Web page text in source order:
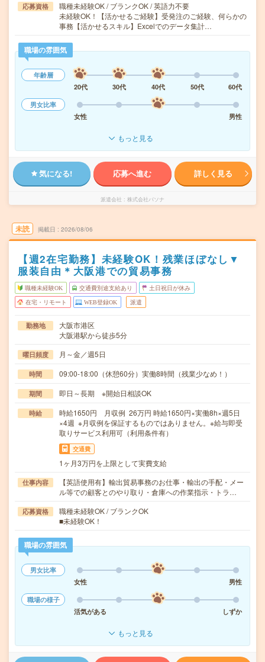
応募資格
職種未経験OK / ブランクOK / 英語力不要
未経験OK！【活かせるご経験】受発注のご経験、何らかの
事務【活かせるスキル】Excelでのデータ集計…
職場の雰囲気
年齢層
20代
30代 40代 50代
60代
男女比率
女性
男性
もっと見る
気になる! 応募へ進む 詳しく見る
派遣会社 株式会社パソナ
未読 掲載日 2026/08/06
【週2在宅勤務】未経験OK！残業ほぼなし▼
服装自由＊大阪港での貿易事務
職種未経験OK 交通費別途支給あり 土日祝日が休み
在宅・リモート WEB登録OK 派遣
勤務地
大阪市港区
大阪港駅から徒歩5分
曜日頻度 月～金／週5日
時間 09:00-18:00（休憩60分）実働8時間（残業少なめ！）
期間 即日～長期 ※開始日相談OK
時給
時給1650円 月収例 26万円 時給1650円×実働8h×週5日
×4週 ※月収例を保証するものではありません。※給与即受
取りサービス利用可（利用条件有）
交通費
1ヶ月3万円を上限として実費支給
仕事内容
【英語使用有】輸出貿易事務のお仕事・輸出の手配・メー
ル等での顧客とのやり取り・倉庫への作業指示・トラ…
応募資格
職種未経験OK / ブランクOK
■未経験OK！
職場の雰囲気
男女比率
女性
男性
職場の様子
活気がある
しずか
もっと見る